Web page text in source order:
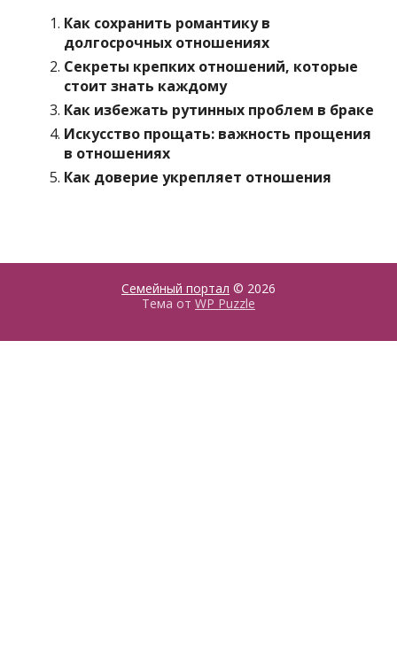
Как сохранить романтику в
долгосрочных отношениях
Секреты крепких отношений, которые
стоит знать каждому
Как избежать рутинных проблем в браке
Искусство прощать: важность прощения
в отношениях
Как доверие укрепляет отношения
Семейный портал © 2026
Тема от WP Puzzle